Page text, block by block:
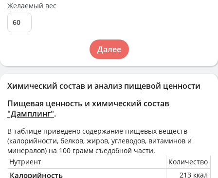
Химический состав и анализ пищевой ценности
Пищевая ценность и химический состав
"Дамплинг".
В таблице приведено содержание пищевых веществ
(калорийности, белков, жиров, углеводов, витаминов и
минералов) на 100 грамм съедобной части.
Нутриент
Количество
Калорийность
213 ккал
Желаемый вес
Далее